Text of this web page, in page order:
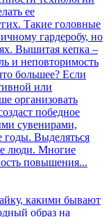
ее
Такие головные
гардеробу, но
Вышитая кепка –
и неповторимость
большее? Если
или
организовать
победное
сувенирами,
годы. Выделяться
люди. Многие
повышения...
какими бывают
образ на